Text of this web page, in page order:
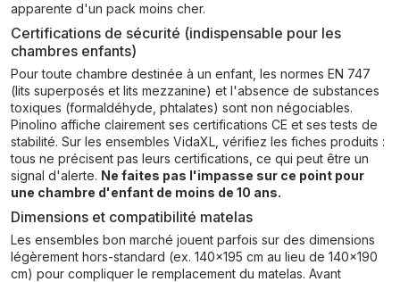
apparente d'un pack moins cher.
Certifications de sécurité (indispensable pour les
chambres enfants)
Pour toute chambre destinée à un enfant, les normes EN 747
(lits superposés et lits mezzanine) et l'absence de substances
toxiques (formaldéhyde, phtalates) sont non négociables.
Pinolino affiche clairement ses certifications CE et ses tests de
stabilité. Sur les ensembles VidaXL, vérifiez les fiches produits :
tous ne précisent pas leurs certifications, ce qui peut être un
signal d'alerte. Ne faites pas l'impasse sur ce point pour
une chambre d'enfant de moins de 10 ans.
Dimensions et compatibilité matelas
Les ensembles bon marché jouent parfois sur des dimensions
légèrement hors-standard (ex. 140x195 cm au lieu de 140x190
cm) pour compliquer le remplacement du matelas. Avant